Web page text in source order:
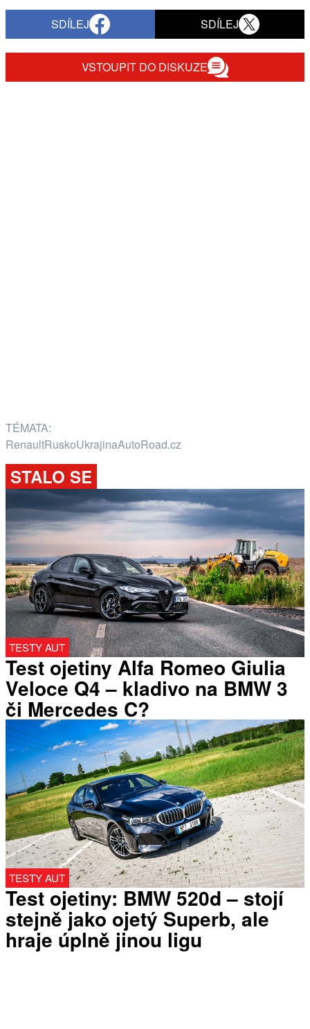
SDÍLEJ SDÍLEJ
VSTOUPIT DO DISKUZE
TÉMATA:
RenaultRuskoUkrajinaAutoRoad.cz
STALO SE
TESTY AUT
Test ojetiny Alfa Romeo Giulia
Veloce Q4 – kladivo na BMW 3
či Mercedes C?
TESTY AUT
Test ojetiny: BMW 520d – stojí
stejně jako ojetý Superb, ale
hraje úplně jinou ligu